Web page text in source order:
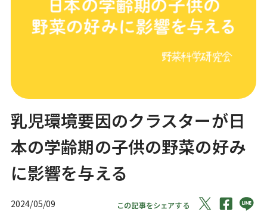
乳児環境要因のクラスターが日
本の学齢期の子供の野菜の好み
に影響を与える
2024/05/09 この記事をシェアする